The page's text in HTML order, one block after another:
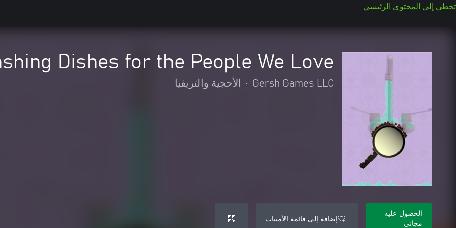
تخطي إلى المحتوى الرئيسي
Dishes for the People We Love
Gersh Games LLC
• الأحجية والتريفيا
الحصول عليه
مجاني
إضافة إلى قائمة الأمنيات